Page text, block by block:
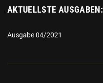
AKTUELLSTE AUSGABEN:
Ausgabe 04/2021